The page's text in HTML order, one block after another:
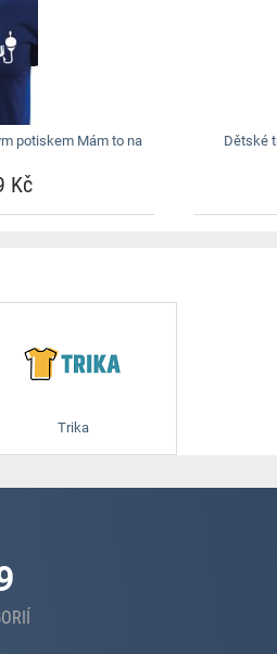
potiskem Mám to na
Kč
Dětské
Trika